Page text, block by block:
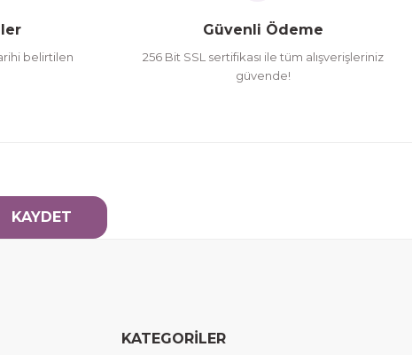
belirtilen
Güvenli Ödeme
256 Bit SSL sertifikası ile tüm alışverişleriniz
güvende!
KAYDET
KATEGORİLER